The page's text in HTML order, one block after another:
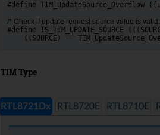
#define TIM_UpdateSource_Overflow
/* Check if update request source value is
#define IS_TIM_UPDATE_SOURCE
((SOURCE) ==
TIM Type
RTL8721Dx RTL8720E RTL8710E